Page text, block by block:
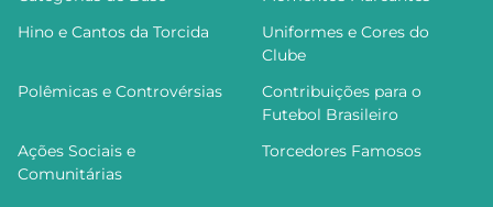
Hino e Cantos da Torcida
Uniformes e Cores do
Clube
Polêmicas e Controvérsias
Contribuições para o
Futebol Brasileiro
Ações Sociais e
Comunitárias
Torcedores Famosos